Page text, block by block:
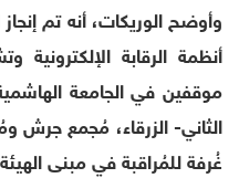
وأوضح الوريكات، أنه تم
أنظمة الرقابة
موقفين في الجامعة
الثاني- الزرقاء، مُجمع جرش
غُرفة للمُراقبة في مبنى